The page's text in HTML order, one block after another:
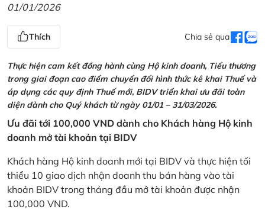
01/01/2026
Thích Chia sẻ qua
Thực hiện cam kết đồng hành cùng Hộ kinh doanh, Tiểu thương
trong giai đoạn cao điểm chuyển đổi hình thức kê khai Thuế và
áp dụng các quy định Thuế mới, BIDV triển khai ưu đãi toàn
diện dành cho Quý khách từ ngày 01/01 – 31/03/2026.
Ưu đãi tới 100,000 VND dành cho Khách hàng Hộ kinh
doanh mở tài khoản tại BIDV
Khách hàng Hộ kinh doanh mới tại BIDV và thực hiện tối
thiểu 10 giao dịch nhận doanh thu bán hàng vào tài
khoản BIDV trong tháng đầu mở tài khoản được nhận
100,000 VND.